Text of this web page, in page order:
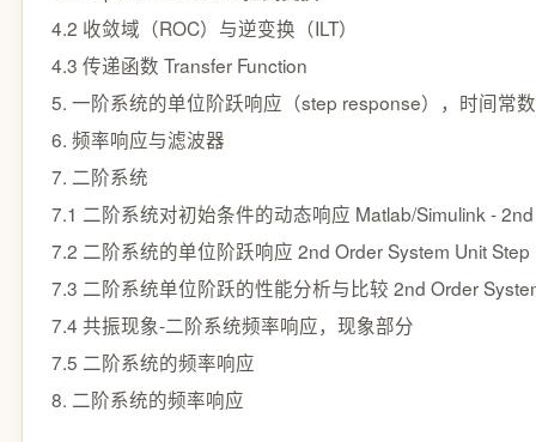
4.2 收敛域（ROC）与逆变换（ILT）
4.3 传递函数 Transfer Function
5. 一阶系统的单位阶跃响应（step response），时间常
6. 频率响应与滤波器
7. 二阶系统
7.1 二阶系统对初始条件的动态响应 Matlab/Simulink -
7.2 二阶系统的单位阶跃响应 2nd Order System Unit
7.3 二阶系统单位阶跃的性能分析与比较 2nd Order
7.4 共振现象-二阶系统频率响应，现象部分
7.5 二阶系统的频率响应
8. 二阶系统的频率响应